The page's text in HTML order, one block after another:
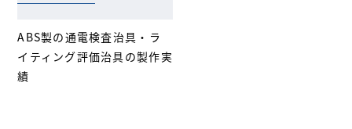
ABS製の通電検査治具・ラ
イティング評価治具の製作実
績